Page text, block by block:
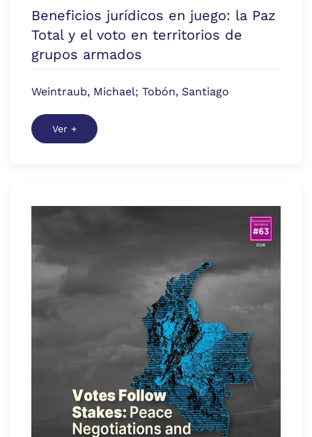
Beneficios jurídicos en juego: la Paz
Total y el voto en territorios de
grupos armados
Weintraub, Michael; Tobón, Santiago
Ver +